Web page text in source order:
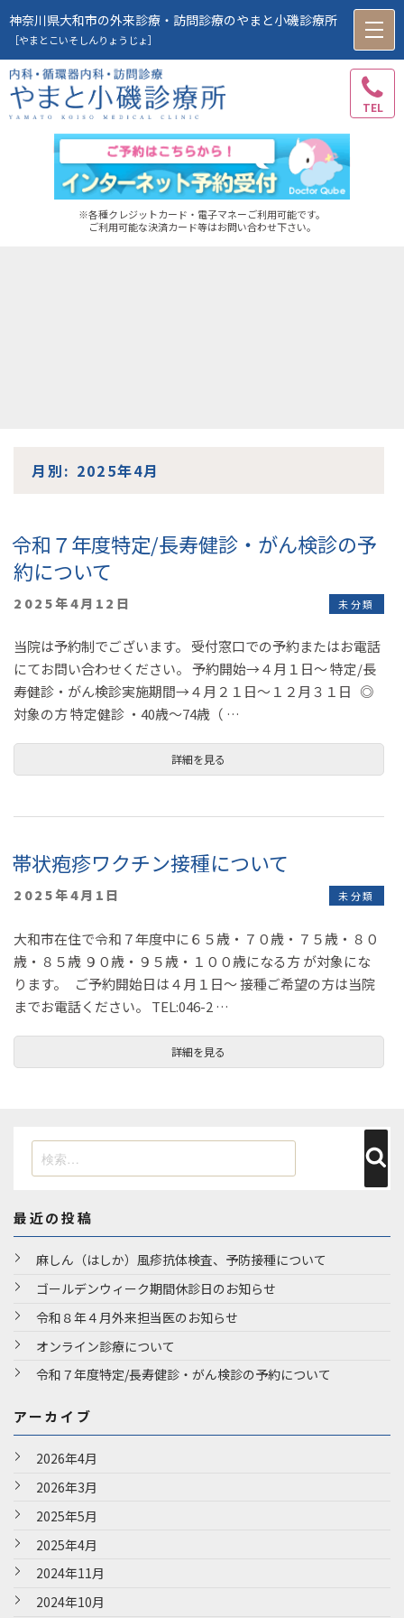
神奈川県大和市の外来診療・訪問診療のやまと小磯診療所
［やまとこいそしんりょうじょ］
TEL
※各種クレジットカード・電子マネーご利用可能です。
ご利用可能な決済カード等はお問い合わせ下さい。
ツ
月別: 2025年4月
令和７年度特定/長寿健診・がん検診の予
約について
投
日:
2025年4月12日 未分類
当院は予約制でございます。 受付窓口での予約またはお電話
にてお問い合わせください。 予約開始→４月１日～ 特定/長
寿健診・がん検診実施期間→４月２１日～１２月３１日 ◎
対象の方 特定健診 ・40歳～74歳（ …
詳細を見る
帯状疱疹ワクチン接種について
投
日:
2025年4月1日 未分類
大和市在住で令和７年度中に６５歳・７０歳・７５歳・８０
歳・８５歳 ９０歳・９５歳・１００歳になる方 が対象にな
ります。 ご予約開始日は４月１日～ 接種ご希望の方は当院
までお電話ください。 TEL:046-2 …
詳細を見る
最近の投稿
麻しん（はしか）風疹抗体検査、予防接種について
ゴールデンウィーク期間休診日のお知らせ
令和８年４月外来担当医のお知らせ
オンライン診療について
令和７年度特定/長寿健診・がん検診の予約について
アーカイブ
2026年4月
2026年3月
2025年5月
2025年4月
2024年11月
2024年10月
toggle
navigation